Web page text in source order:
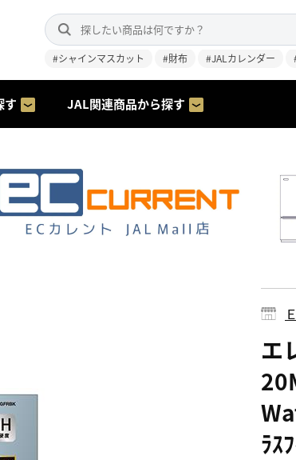
#シャインマスカット #財布 #JALカレンダー
す JAL関連商品から探す
エ
ﾗｽ